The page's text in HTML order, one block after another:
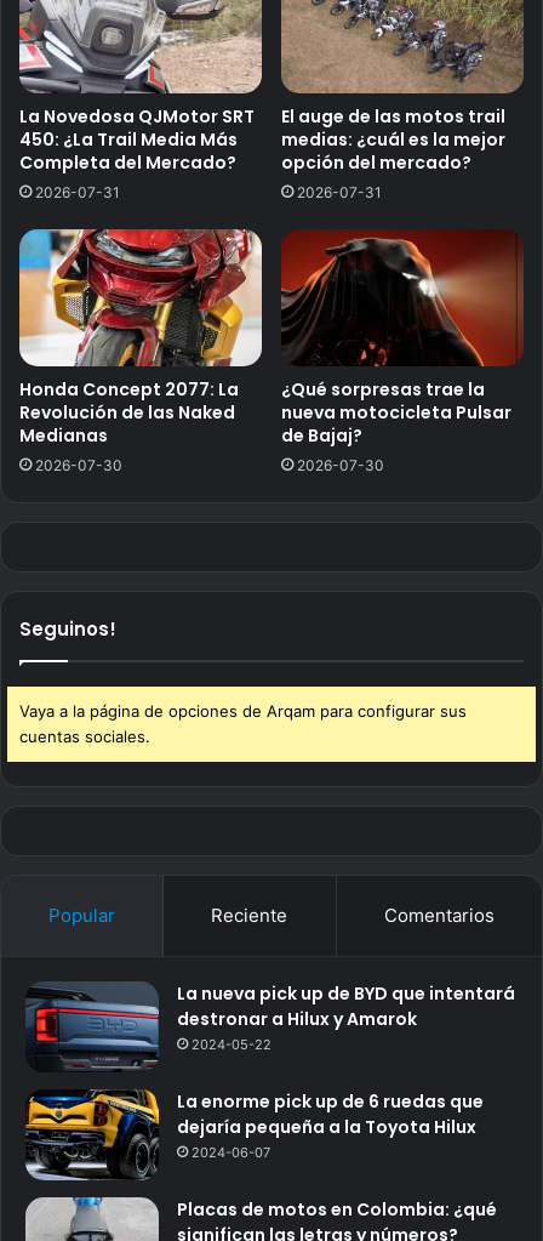
La Novedosa QJMotor SRT
450: ¿La Trail Media Más
Completa del Mercado?
2026-07-31
El auge de las motos trail
medias: ¿cuál es la mejor
opción del mercado?
2026-07-31
Honda Concept 2077: La
Revolución de las Naked
Medianas
2026-07-30
¿Qué sorpresas trae la
nueva motocicleta Pulsar
de Bajaj?
2026-07-30
Seguinos!
Vaya a la página de opciones de Arqam para configurar sus
cuentas sociales.
Popular Reciente Comentarios
La nueva pick up de BYD que intentará
destronar a Hilux y Amarok
2024-05-22
La enorme pick up de 6 ruedas que
dejaría pequeña a la Toyota Hilux
2024-06-07
Placas de motos en Colombia: ¿qué
significan las letras y números?